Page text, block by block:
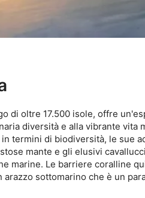
di oltre 17.500 isole, offre
diversità e alla vibrante vita
termini di biodiversità, le sue
mante e gli elusivi
marine. Le barriere coralline
sottomarino che è un